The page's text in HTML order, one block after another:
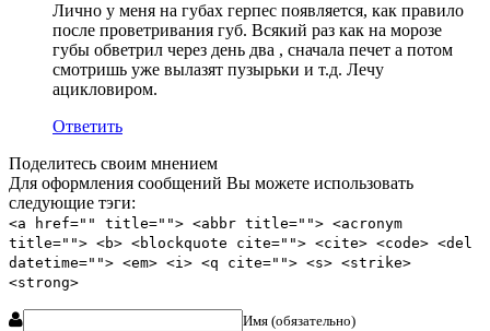
Лично у меня на губах герпес появляется, как правило
после проветривания губ. Всякий раз как на морозе
губы обветрил через день два , сначала печет а потом
смотришь уже вылазят пузырьки и т.д. Лечу
ацикловиром.
Ответить
Поделитесь своим мнением
Для оформления сообщений Вы можете использовать
следующие тэги:
<a href="" title=""> <abbr title=""> <acronym
title=""> <b> <blockquote cite=""> <cite> <code> <del
datetime=""> <em> <i> <q cite=""> <s> <strike>
<strong>
Имя (обязательно)